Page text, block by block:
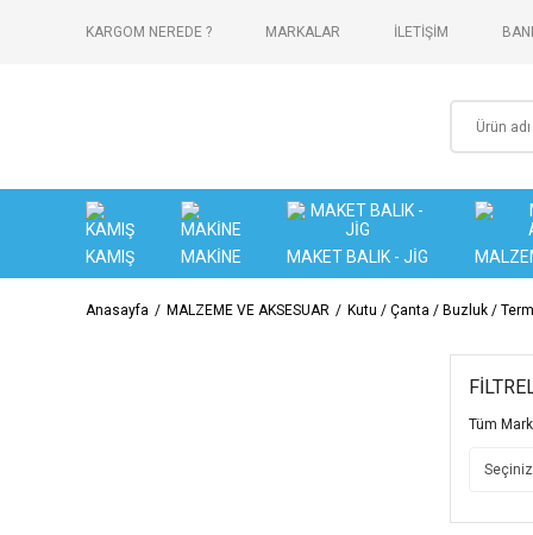
KARGOM NEREDE ? MARKALAR İLETİŞİM
KAMIŞ MAKİNE MAKET BALIK - JİG
Anasayfa MALZEME VE AKSESUAR Kutu / Çanta / Buzluk /
Tüm